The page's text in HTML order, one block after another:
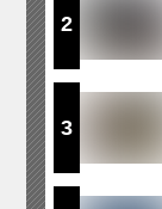
2
3